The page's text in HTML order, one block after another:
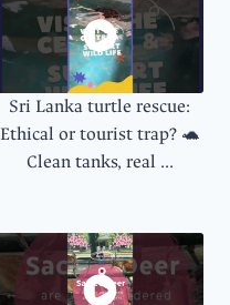
Sri Lanka turtle rescue:
Ethical or tourist trap? 🐢
Clean tanks, real ...